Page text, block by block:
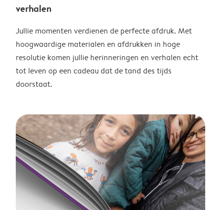
verhalen
Jullie momenten verdienen de perfecte afdruk. Met
hoogwaardige materialen en afdrukken in hoge
resolutie komen jullie herinneringen en verhalen echt
tot leven op een cadeau dat de tand des tijds
doorstaat.